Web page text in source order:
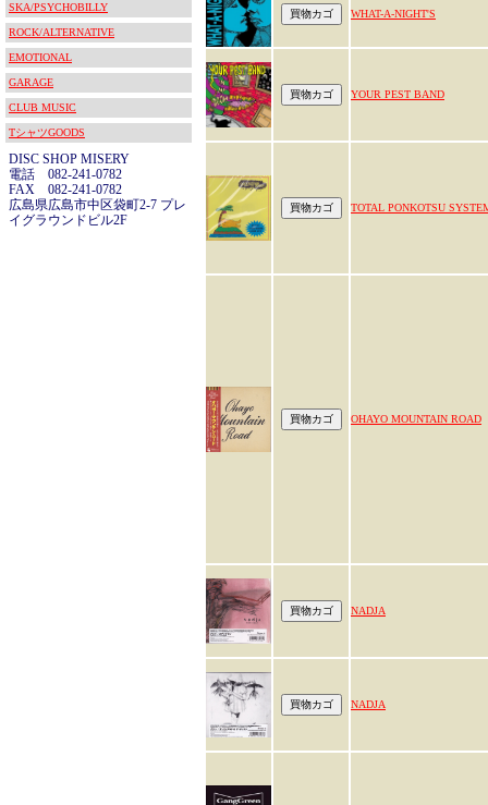
SKA/PSYCHOBILLY
ROCK/ALTERNATIVE
EMOTIONAL
GARAGE
CLUB MUSIC
TシャツGOODS
DISC SHOP MISERY
電話 082-241-0782
FAX 082-241-0782
広島県広島市中区袋町2-7 プレ
イグラウンドビル2F
WHAT-A-NIGHT'S
YOUR PEST BAND
TOTAL PONKOTSU
OHAYO MOUNTAIN ROAD
NADJA
NADJA